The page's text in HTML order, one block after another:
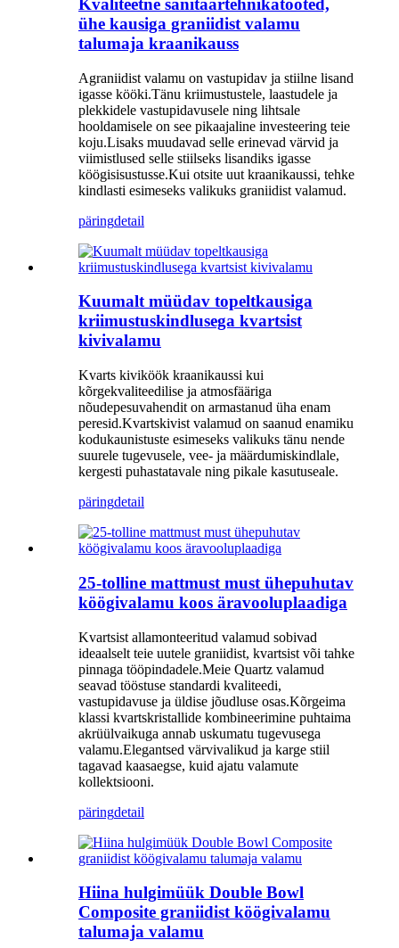
Kvaliteetne sanitaartehnikatooted,
ühe kausiga graniidist valamu
talumaja kraanikauss
Agraniidist valamu on vastupidav ja stiilne lisand
igasse kööki.Tänu kriimustustele, laastudele ja
plekkidele vastupidavusele ning lihtsale
hooldamisele on see pikaajaline investeering teie
koju.Lisaks muudavad selle erinevad värvid ja
viimistlused selle stiilseks lisandiks igasse
köögisisustusse.Kui otsite uut kraanikaussi, tehke
kindlasti esimeseks valikuks graniidist valamud.
päringdetail
Kuumalt müüdav topeltkausiga
kriimustuskindlusega kvartsist
kivivalamu
Kvarts kiviköök kraanikaussi kui
kõrgekvaliteedilise ja atmosfääriga
nõudepesuvahendit on armastanud üha enam
peresid.Kvartskivist valamud on saanud enamiku
kodukaunistuste esimeseks valikuks tänu nende
suurele tugevusele, vee- ja määrdumiskindlale,
kergesti puhastatavale ning pikale kasutuseale.
päringdetail
25-tolline mattmust must ühepuhutav
köögivalamu koos äravooluplaadiga
Kvartsist allamonteeritud valamud sobivad
ideaalselt teie uutele graniidist, kvartsist või tahke
pinnaga tööpindadele.Meie Quartz valamud
seavad tööstuse standardi kvaliteedi,
vastupidavuse ja üldise jõudluse osas.Kõrgeima
klassi kvartskristallide kombineerimine puhtaima
akrüülvaikuga annab uskumatu tugevusega
valamu.Elegantsed värvivalikud ja karge stiil
tagavad kaasaegse, kuid ajatu valamute
kollektsiooni.
päringdetail
Hiina hulgimüük Double Bowl
Composite graniidist köögivalamu
talumaja valamu